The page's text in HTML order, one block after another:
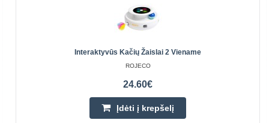
Interaktyvūs Kačių Žaislai 2 Viename
ROJECO
24.60€
Įdėti į krepšelį